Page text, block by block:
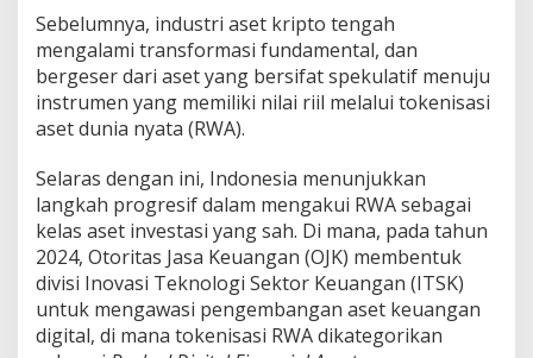
B
a
g
i
I
e
s
t
a
s
i
N
e
Sebelumnya, industri aset kripto tengah
mengalami transformasi fundamental, dan
bergeser dari aset yang bersifat spekulatif menuju
instrumen yang memiliki nilai riil melalui tokenisasi
aset dunia nyata (RWA).
Selaras dengan ini, Indonesia menunjukkan
langkah progresif dalam mengakui RWA sebagai
kelas aset investasi yang sah. Di mana, pada tahun
2024, Otoritas Jasa Keuangan (OJK) membentuk
divisi Inovasi Teknologi Sektor Keuangan (ITSK)
untuk mengawasi pengembangan aset keuangan
digital, di mana tokenisasi RWA dikategorikan